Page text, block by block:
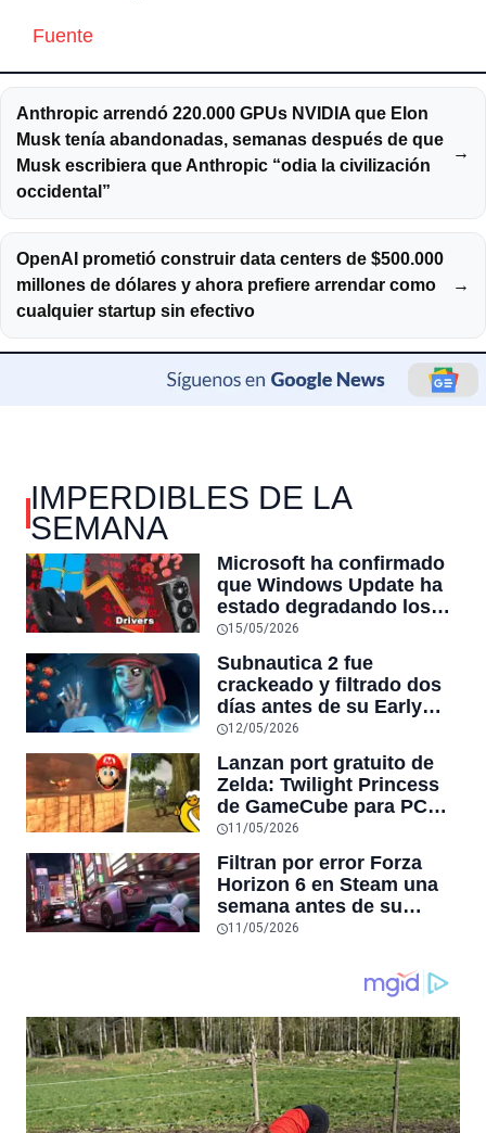
Fuente
Anthropic arrendó 220.000 GPUs NVIDIA que Elon
Musk tenía abandonadas, semanas después de que
Musk escribiera que Anthropic “odia la civilización
occidental”
→
OpenAI prometió construir data centers de $500.000
millones de dólares y ahora prefiere arrendar como
cualquier startup sin efectivo
→
IMPERDIBLES DE LA
SEMANA
Microsoft ha confirmado
que Windows Update ha
estado degradando los
controladores de GPU
más antiguos
15/05/2026
Subnautica 2 fue
crackeado y filtrado dos
días antes de su Early
Access en Steam,
tercera filtración grande
de la semana tras Forza
Horizon 6
12/05/2026
Lanzan port gratuito de
Zelda: Twilight Princess
de GameCube para PC
con 4K, frames sin límite,
desarrollo, y Nintendo no
lo puede detener
11/05/2026
Filtran por error Forza
Horizon 6 en Steam una
semana antes de su
estreno: Microsoft baneó
jugaron hasta el 31 de
diciembre de 9999
11/05/2026